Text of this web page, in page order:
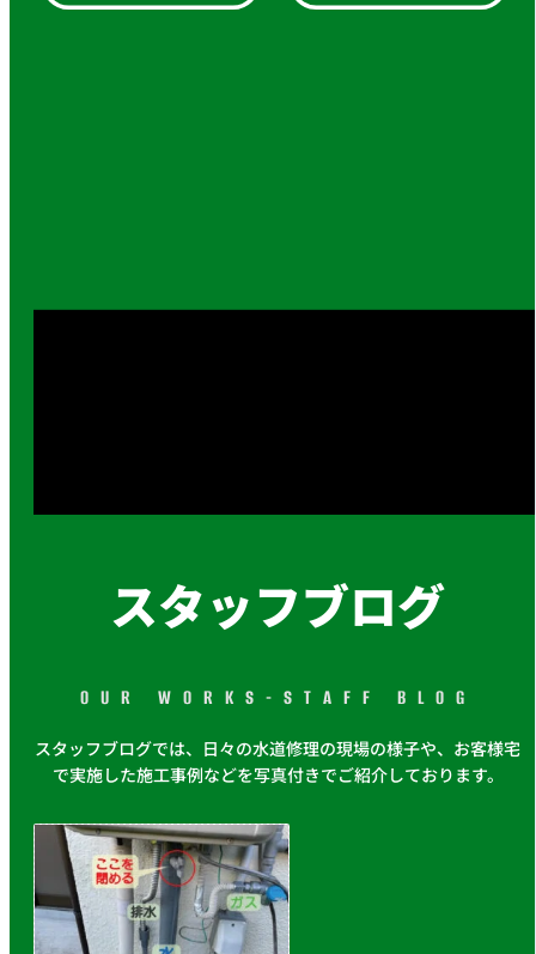
スタッフブログ
OUR WORKS-STAFF BLOG
スタッフブログでは、日々の水道修理の現場の様子や、お客様宅
で実施した施工事例などを写真付きでご紹介しております。